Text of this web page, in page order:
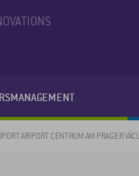
AIRPORT CENTRUM AM PRAGER